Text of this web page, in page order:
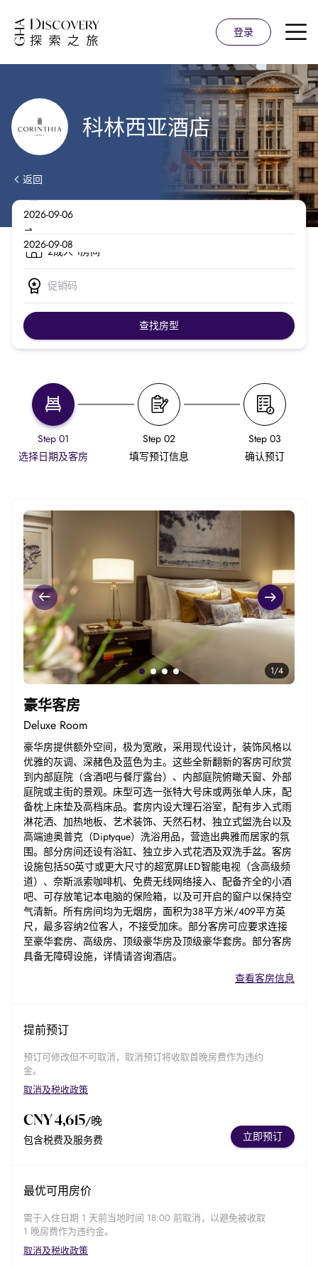
登录
科林西亚酒店
返回
2成人 1房间
查找房型
Step 01
选择日期及客房
Step 02
填写预订信息
Step 03
确认预订
1/4
豪华客房
Deluxe Room
豪华房提供额外空间，极为宽敞，采用现代设计，装饰风格以
优雅的灰调、深赭色及蓝色为主。这些全新翻新的客房可欣赏
到内部庭院（含酒吧与餐厅露台）、内部庭院俯瞰天窗、外部
庭院或主街的景观。床型可选一张特大号床或两张单人床，配
备枕上床垫及高档床品。套房内设大理石浴室，配有步入式雨
淋花洒、加热地板、艺术装饰、天然石材、独立式盥洗台以及
高端迪奥普克（Diptyque）洗浴用品，营造出典雅而居家的氛
围。部分房间还设有浴缸、独立步入式花洒及双洗手盆。客房
设施包括50英寸或更大尺寸的超宽屏LED智能电视（含高级频
道）、奈斯派索咖啡机、免费无线网络接入、配备齐全的小酒
吧、可存放笔记本电脑的保险箱，以及可开启的窗户以保持空
气清新。所有房间均为无烟房，面积为38平方米/409平方英
尺，最多容纳2位客人，不接受加床。部分客房可应要求连接
至豪华套房、高级房、顶级豪华房及顶级豪华套房。部分客房
具备无障碍设施，详情请咨询酒店。
查看客房信息
提前预订
预订可修改但不可取消，取消预订将收取首晚房费作为违约
金。
取消及税收政策
CNY 4,615/晚
包含税费及服务费 立即预订
最优可用房价
需于入住日期 1 天前当地时间 18:00 前取消，以避免被收取
1 晚房费作为违约金。
取消及税收政策